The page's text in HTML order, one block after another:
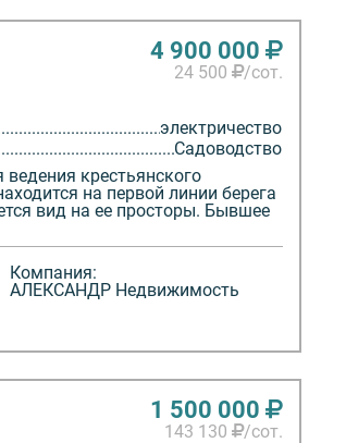
4 900 000
24 500
/сот.
электричество
Садоводство
крестьянского
на первой линии берега
вид на ее просторы. Бывшее
Компания:
АЛЕКСАНДР Недвижимость
1 500 000
143 130
/сот.